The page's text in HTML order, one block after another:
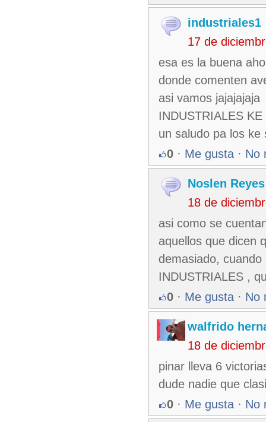
industriales1
17 de
esa es la buena
donde comenten
asi vamos jajajajaja
INDUSTRIALES
un saludo pa los ke
0 · Me gusta · No
Noslen Reyes
18 de
asi como se
aquellos que dicen
demasiado,
INDUSTRIALES ,
0 · Me gusta · No
walfrido
18 de
pinar lleva 6
dude nadie que
0 · Me gusta · No